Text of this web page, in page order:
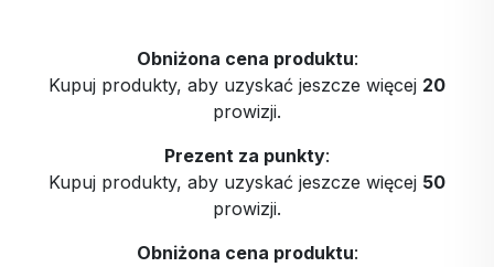
Obniżona cena produktu:
Kupuj produkty, aby uzyskać jeszcze więcej 20
prowizji.
Prezent za punkty:
Kupuj produkty, aby uzyskać jeszcze więcej 50
prowizji.
Obniżona cena produktu: